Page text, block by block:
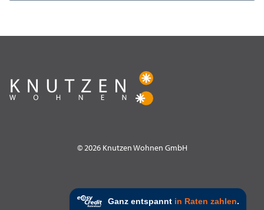
© 2026 Knutzen Wohnen GmbH